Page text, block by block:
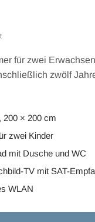
für zwei
zwölf
200 × 200 cm
zwei Kinder
mit Dusche und WC
TV mit SAT-
WLAN